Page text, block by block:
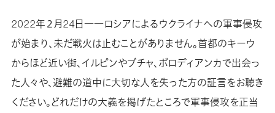
2022年２月24日――ロシアによるウクライナへの軍事侵攻
が始まり、未だ戦火は止むことがありません。首都のキーウ
からほど近い街、イルピンやブチャ、ボロディアンカで出会っ
た人々や、避難の道中に大切な人を失った方の証言をお聴き
ください。どれだけの大義を掲げたところで軍事侵攻を正当